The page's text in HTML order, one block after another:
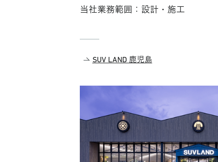
当社業務範囲：設計・施工
SUV LAND 鹿児島